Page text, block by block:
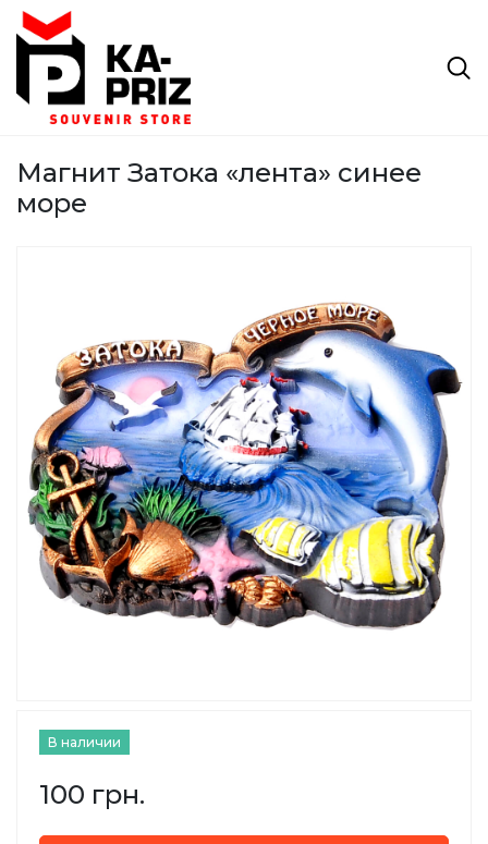
Магнит Затока «лента» синее
море
В наличии
100 грн.